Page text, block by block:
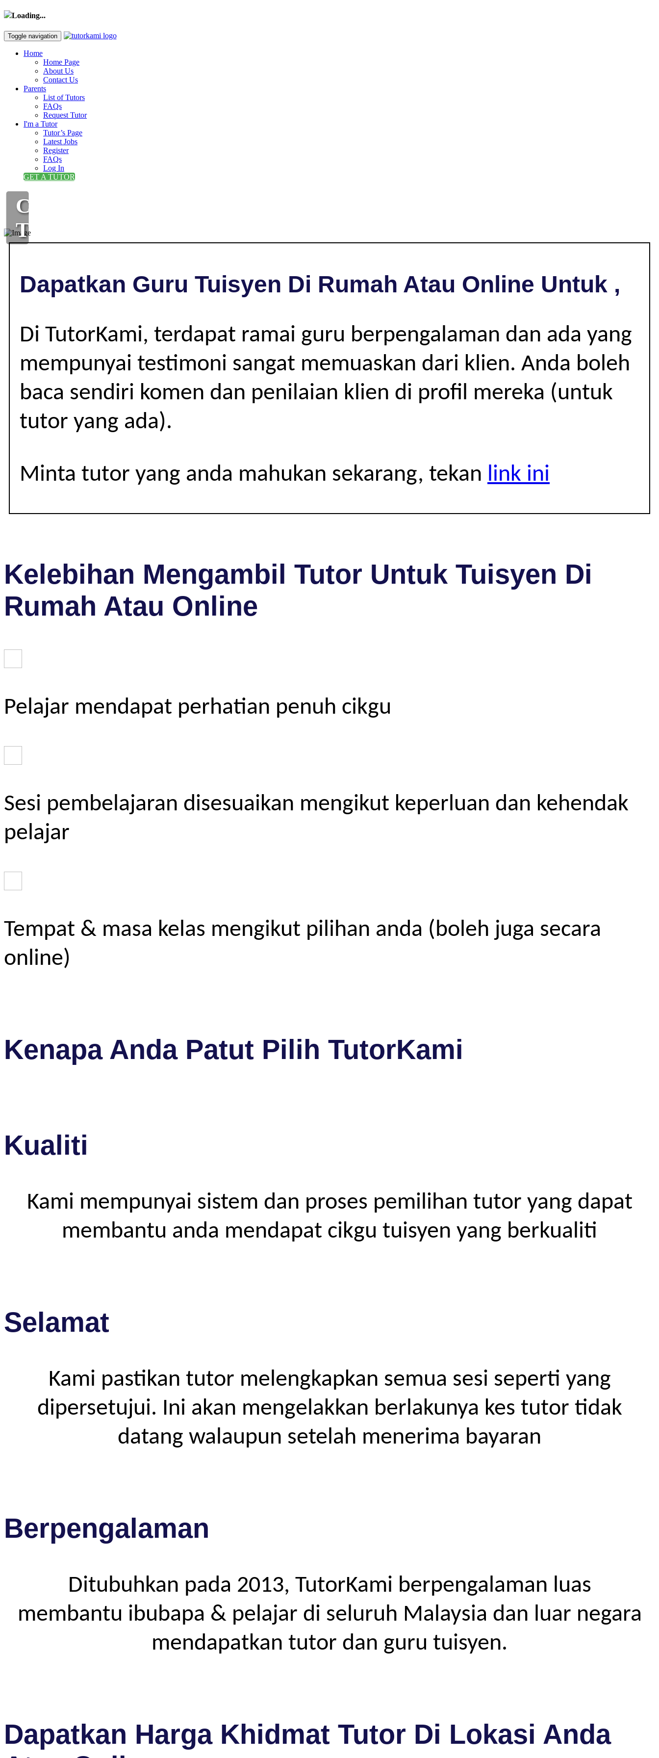
Loading...
Toggle navigation
Home
Home Page
About Us
Contact Us
Parents
List of Tutors
FAQs
Request Tutor
I'm a Tutor
Tutor’s Page
Latest Jobs
Register
FAQs
Log In
GET A TUTOR
CIKGU
TUISYEN
,Dapatkan Guru Tuisyen Di Rumah Atau Online Untuk ,
Di TutorKami, terdapat ramai guru berpengalaman dan ada yang
mempunyai testimoni sangat memuaskan dari klien. Anda boleh
baca sendiri komen dan penilaian klien di profil mereka (untuk
tutor yang ada).
Minta tutor yang anda mahukan sekarang, tekan link ini
Kelebihan Mengambil Tutor Untuk Tuisyen Di
Rumah Atau Online
Pelajar mendapat perhatian penuh cikgu
Sesi pembelajaran disesuaikan mengikut keperluan dan kehendak
pelajar
Tempat & masa kelas mengikut pilihan anda (boleh juga secara
online)
Kenapa Anda Patut Pilih TutorKami
Kualiti
Kami mempunyai sistem dan proses pemilihan tutor yang dapat
membantu anda mendapat cikgu tuisyen yang berkualiti
Selamat
Kami pastikan tutor melengkapkan semua sesi seperti yang
dipersetujui. Ini akan mengelakkan berlakunya kes tutor tidak
datang walaupun setelah menerima bayaran
Berpengalaman
Ditubuhkan pada 2013, TutorKami berpengalaman luas
membantu ibubapa & pelajar di seluruh Malaysia dan luar negara
mendapatkan tutor dan guru tuisyen.
Dapatkan Harga Khidmat Tutor Di Lokasi Anda